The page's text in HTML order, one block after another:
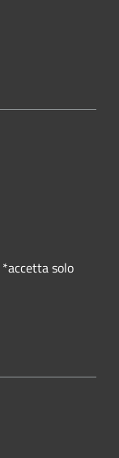
*accetta solo